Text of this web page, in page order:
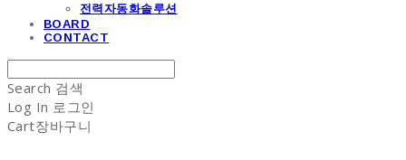
전력자동화솔루션
BOARD
CONTACT
Search 검색
Log In 로그인
Cart장바구니